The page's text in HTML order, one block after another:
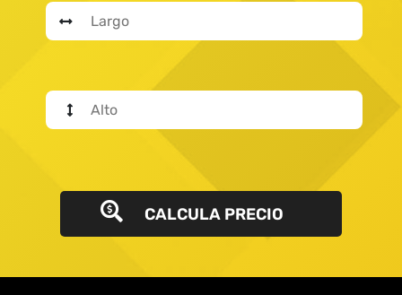
CALCULA PRECIO